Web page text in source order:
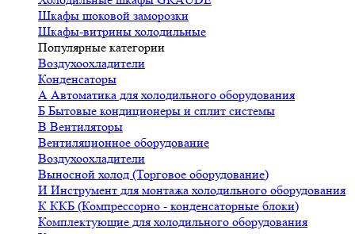
Шкафы шоковой заморозки
Шкафы-витрины холодильные
Популярные категории
Воздухоохладители
Конденсаторы
А Автоматика для холодильного оборудования
Б Бытовые кондиционеры и сплит системы
В Вентиляторы
Вентиляционное оборудование
Воздухоохладители
Выносной холод (Торговое оборудование)
И Инструмент для монтажа холодильного оборудования
К ККБ (Компрессорно - конденсаторные блоки)
Комплектующие для холодильного оборудования